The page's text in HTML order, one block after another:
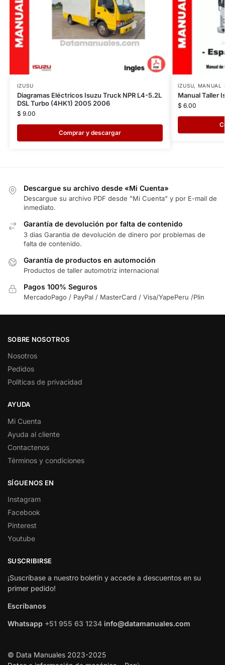
IZUSU
Diagramas Eléctricos Isuzu Truck NPR L4-5.2L
DSL Turbo (4HK1) 2005 2006
$ 9.00
Comprar y descargar
IZUSU, MANUAL
Manual Taller
$ 6.00
Descargue su archivo desde «Mi Cuenta»
Descargue su archivo PDF desde "Mi Cuenta" y por E-mail de
inmediato.
Garantía de devolución por falta de contenido
3 dias Garantia de devolución de dinero por problemas de
falta de contenido.
Garantía de productos en automoción
Productos de taller automotriz internacional
Pagos 100% Seguros
MercadoPago / PayPal / MasterCard / Visa/YapePeru /Plin
SOBRE NOSOTROS
Nosotros
Pedidos
Políticas de privacidad
AYUDA
Mi Cuenta
Ayuda al cliente
Contactenos
Términos y condiciones
SÍGUENOS EN
Instagram
Facebook
Pinterest
Youtube
SUSCRIBIRSE
¡Suscríbase a nuestro boletín y accede a descuentos en su
primer pedido!
Escríbanos
Whatsapp +51 955 63 1234 info@datamanuales.com
© Data Manuales 2023-2025